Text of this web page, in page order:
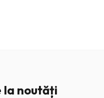
la noutăți